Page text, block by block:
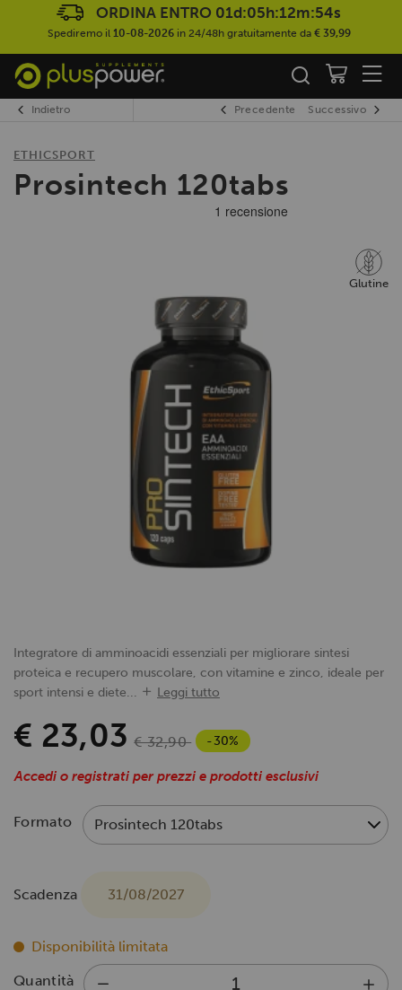
ORDINA ENTRO 01d:05h:12m:54s
Spediremo il 10-08-2026in 24/48h gratuitamente da € 39,99
Indietro Precedente Successivo
ETHICSPORT
Prosintech 120tabs
Glutine
Integratore di amminoacidi essenziali per migliorare sintesi
proteica e recupero muscolare, con vitamine e zinco, ideale per
sport intensi e diete...
Leggi tutto
€ 23,03 € 32,90 -30%
Accedi o registrati per prezzi e prodotti esclusivi
Formato
Scadenza 31/08/2027
Disponibilità limitata
Quantità